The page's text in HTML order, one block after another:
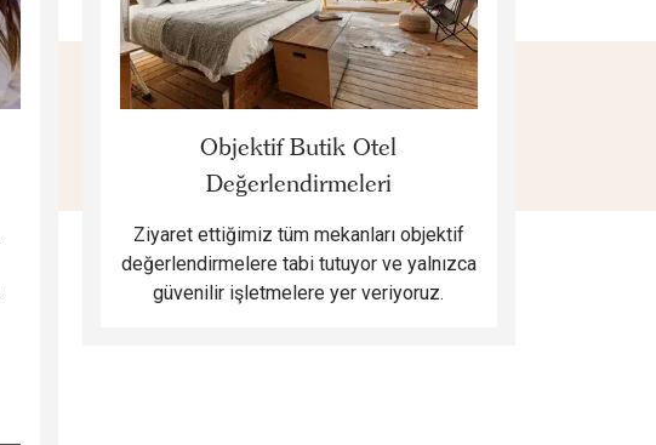
Objektif Butik Otel
Değerlendirmeleri
Ziyaret ettiğimiz tüm mekanları objektif
değerlendirmelere tabi tutuyor ve yalnızca
güvenilir işletmelere yer veriyoruz.